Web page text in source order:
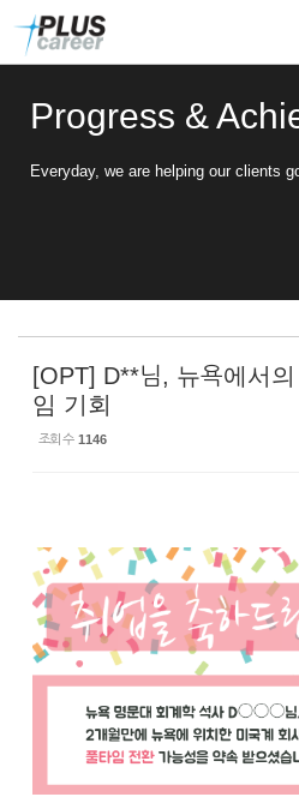
Progress &
Everyday, we are helping our clients
[OPT] D**님, 뉴욕에서
임 기회
조회 수 1146